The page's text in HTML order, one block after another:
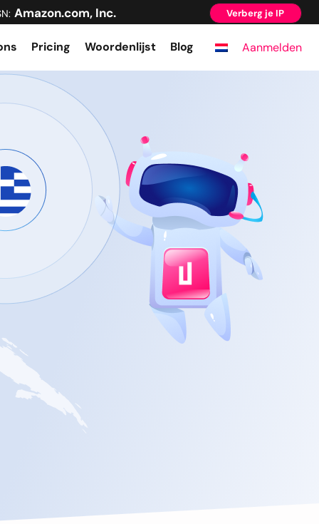
Amazon.com, Inc. Verberg je IP
Pricing Woordenlijst Blog Aanmelden